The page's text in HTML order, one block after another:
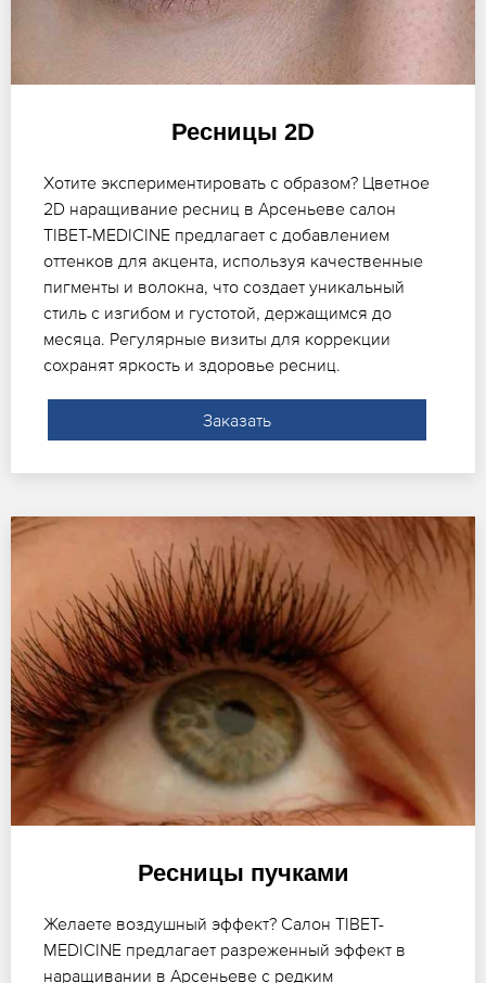
Ресницы 2D
Хотите экспериментировать с образом? Цветное
2D наращивание ресниц в Арсеньеве салон
TIBET-MEDICINE предлагает с добавлением
оттенков для акцента, используя качественные
пигменты и волокна, что создает уникальный
стиль с изгибом и густотой, держащимся до
месяца. Регулярные визиты для коррекции
сохранят яркость и здоровье ресниц.
Заказать
Ресницы пучками
Желаете воздушный эффект? Салон TIBET-
MEDICINE предлагает разреженный эффект в
наращивании в Арсеньеве с редким